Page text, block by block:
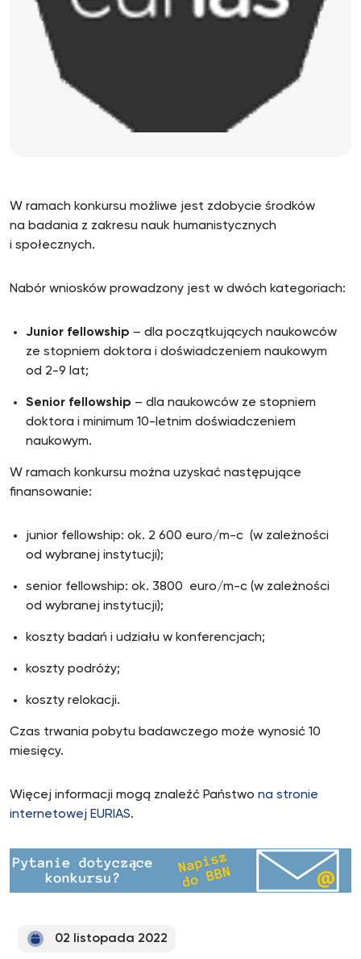
W ramach konkursu możliwe jest zdobycie środków
na badania z zakresu nauk humanistycznych
i społecznych.
Nabór wniosków prowadzony jest w dwóch kategoriach:
Junior fellowship – dla początkujących naukowców
ze stopniem doktora i doświadczeniem naukowym
od 2-9 lat;
Senior fellowship – dla naukowców ze stopniem
doktora i minimum 10-letnim doświadczeniem
naukowym.
W ramach konkursu można uzyskać następujące
finansowanie:
junior fellowship: ok. 2 600 euro/m-c (w zależności
od wybranej instytucji);
senior fellowship: ok. 3800 euro/m-c (w zależności
od wybranej instytucji);
koszty badań i udziału w konferencjach;
koszty podróży;
koszty relokacji.
Czas trwania pobytu badawczego może wynosić 10
miesięcy.
Więcej informacji mogą znaleźć Państwo na stronie
internetowej EURIAS.
02 listopada 2022